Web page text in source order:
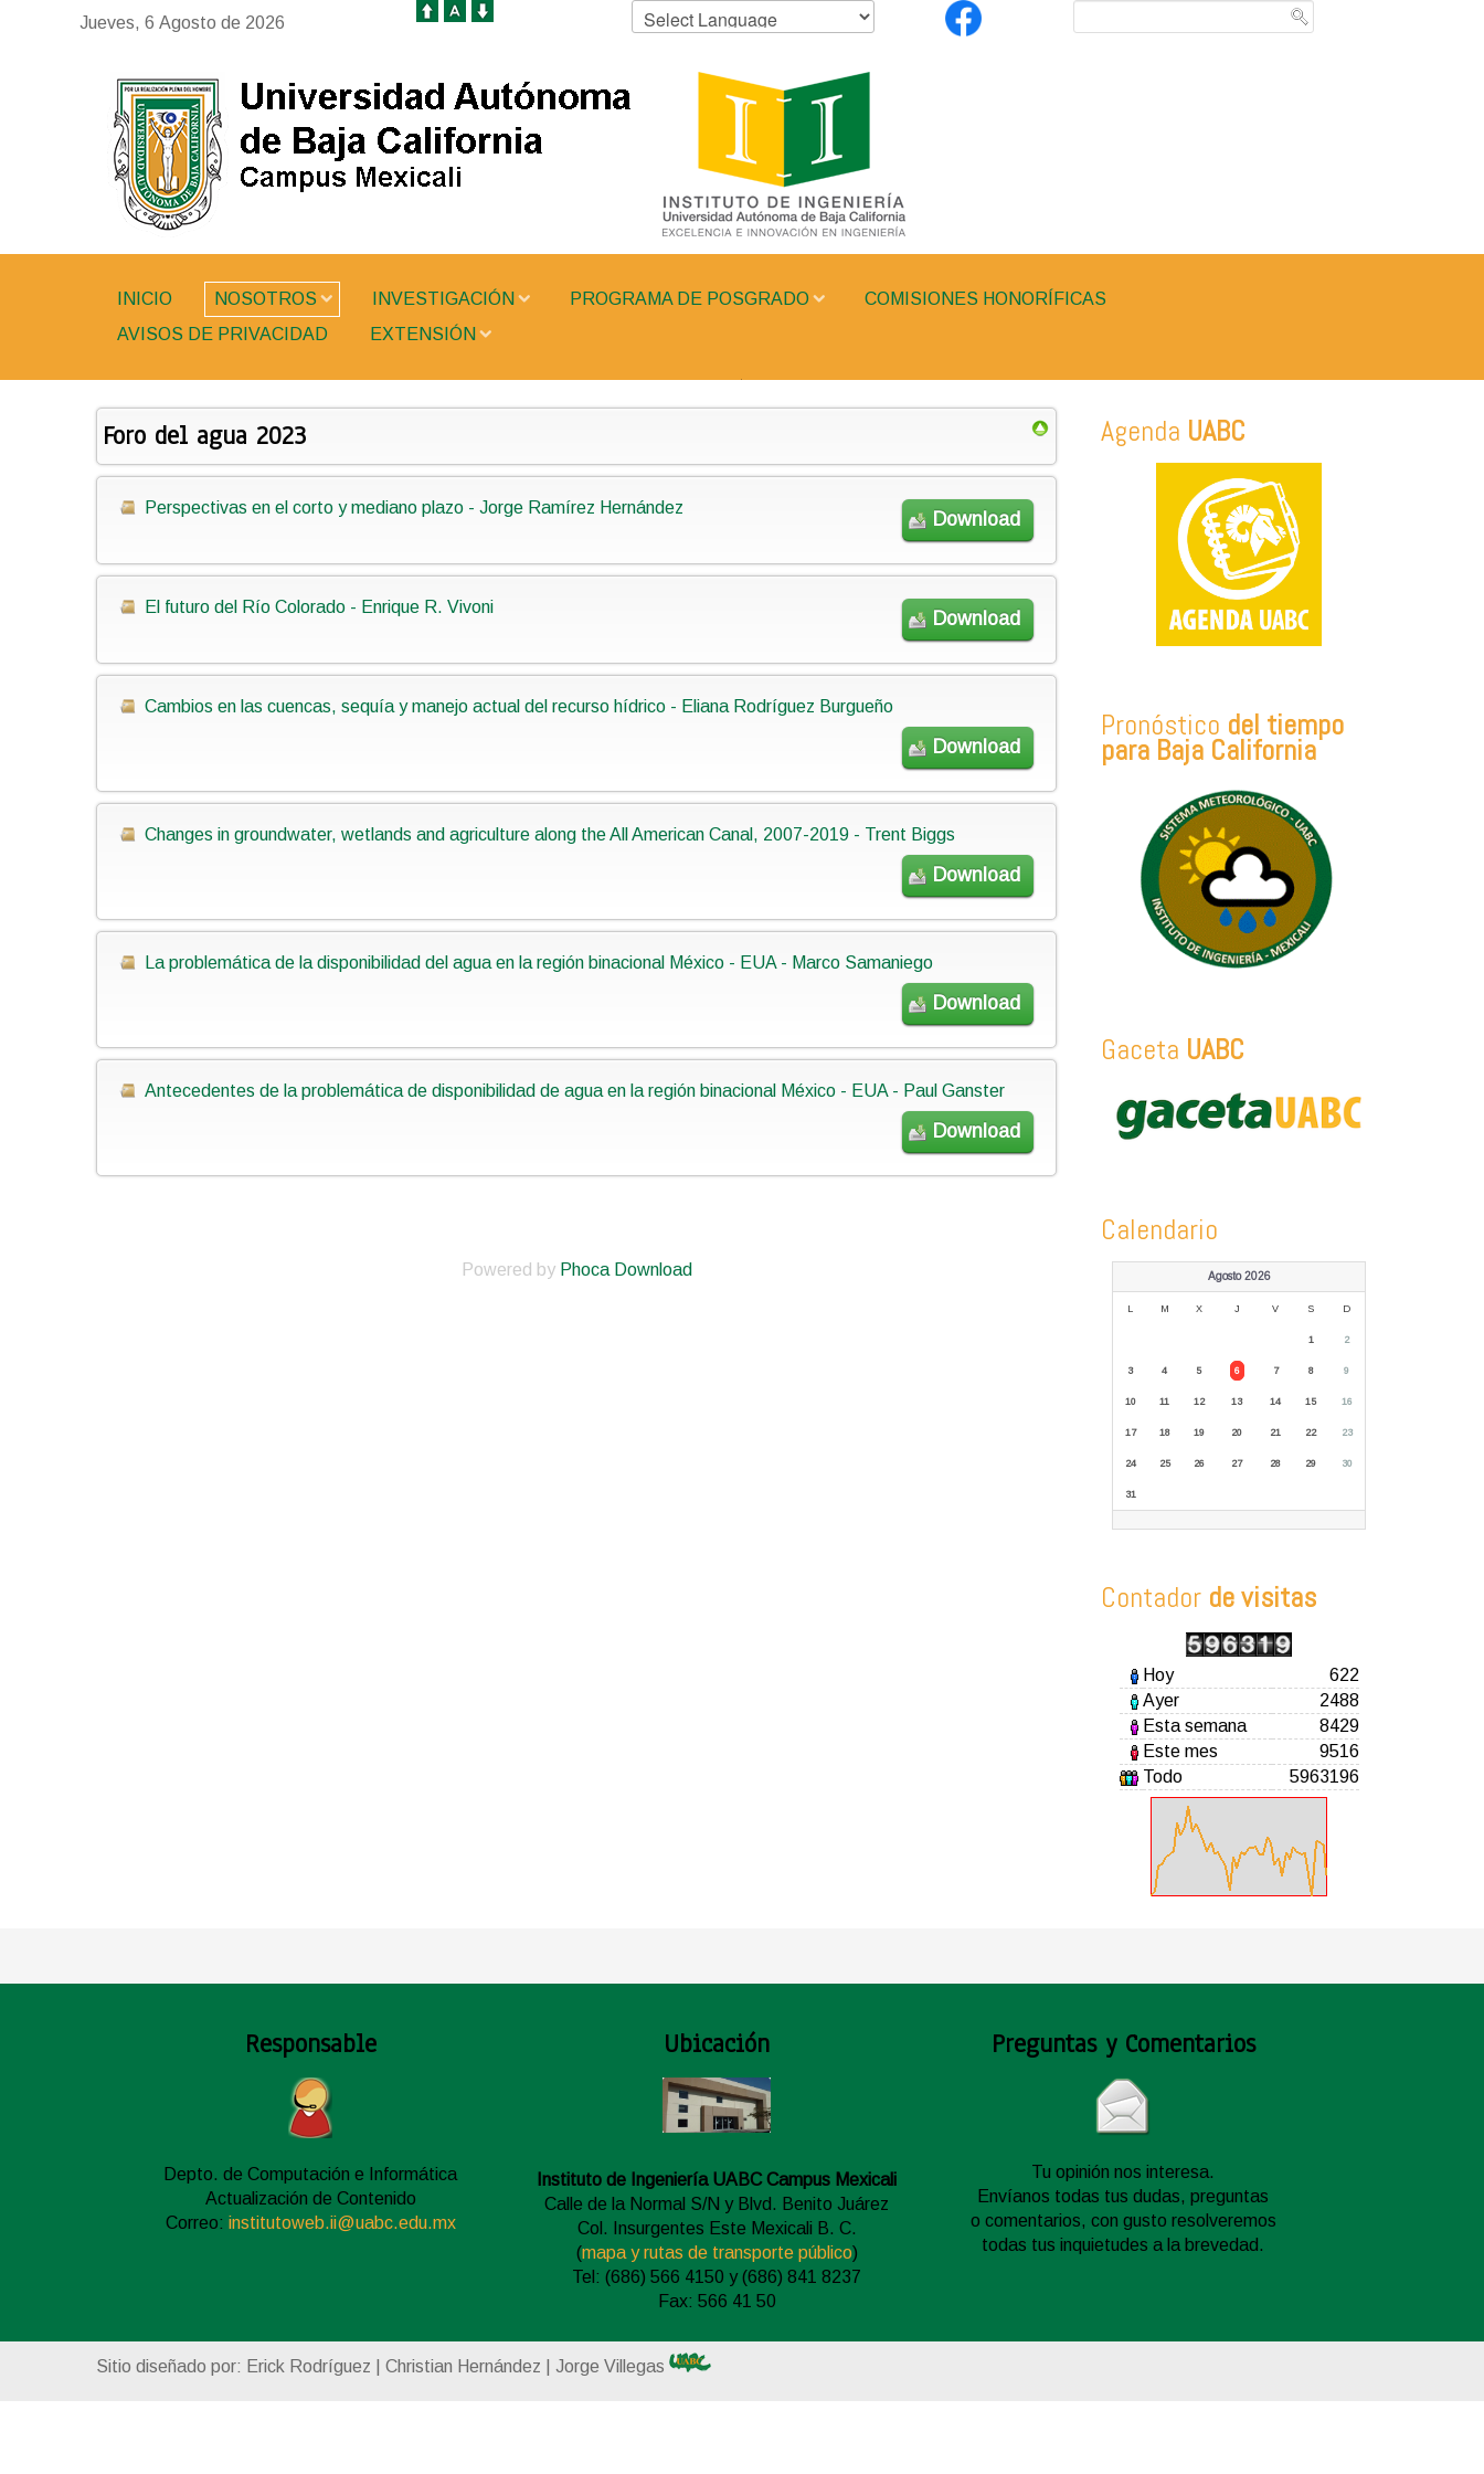
Jueves, 6 Agosto de 2026
INICIO NOSOTROS INVESTIGACIÓN PROGRAMA DE POSGRADO
COMISIONES HONORÍFICAS
AVISOS DE PRIVACIDAD
EXTENSIÓN
Foro del agua 2023
Perspectivas en el corto y mediano plazo - Jorge Ramírez Hernández
Download
El futuro del Río Colorado - Enrique R. Vivoni
Download
Cambios en las cuencas, sequía y manejo actual del recurso hídrico - Eliana Rodríguez Burgueño
Download
Changes in groundwater, wetlands and agriculture along the All American Canal, 2007-2019 - Trent Biggs
Download
La problemática de la disponibilidad del agua en la región binacional México - EUA - Marco Samaniego
Download
Antecedentes de la problemática de disponibilidad de agua en la región binacional México - EUA - Paul Ganster
Download
Powered by Phoca Download
Agenda UABC
Pronóstico del tiempo
para Baja California
Gaceta UABC
Calendario
Agosto 2026
L M X J V S D
1 2
3 4 5 6 7 8 9
10 11 12 13 14 15 16
17 18 19 20 21 22 23
24 25 26 27 28 29 30
31
Contador de visitas
Hoy
622
Ayer
2488
Esta semana
8429
Este mes
9516
Todo
5963196
Responsable
Depto. de Computación e Informática
Actualización de Contenido
Correo: institutoweb.ii@uabc.edu.mx
Ubicación
Instituto de Ingeniería UABC Campus Mexicali
Calle de la Normal S/N y Blvd. Benito Juárez
Col. Insurgentes Este Mexicali B. C.
(mapa y rutas de transporte público)
Tel: (686) 566 4150 y (686) 841 8237
Fax: 566 41 50
Preguntas y Comentarios
Tu opinión nos interesa.
Envíanos todas tus dudas, preguntas
o comentarios, con gusto resolveremos
todas tus inquietudes a la brevedad.
Sitio diseñado por: Erick Rodríguez | Christian Hernández | Jorge Villegas